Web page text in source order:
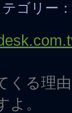
テゴリー：
くる理
。